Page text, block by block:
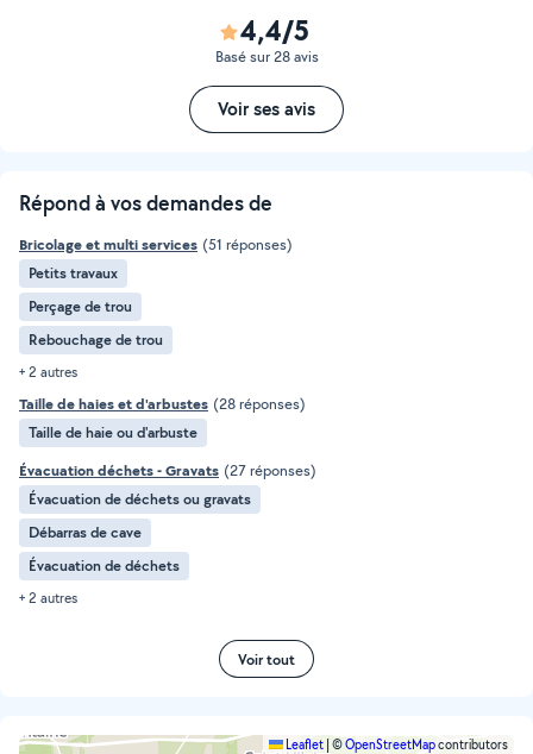
4,4/5
Basé sur 28 avis
Voir ses avis
Répond à vos demandes de
Bricolage et multi services (51 réponses)
Petits travaux
Perçage de trou
Rebouchage de trou
+ 2 autres
Taille de haies et d'arbustes (28 réponses)
Taille de haie ou d'arbuste
Évacuation déchets - Gravats (27 réponses)
Évacuation de déchets ou gravats
Débarras de cave
Évacuation de déchets
+ 2 autres
Voir tout
Leaflet ©OpenStreetMapcontributors